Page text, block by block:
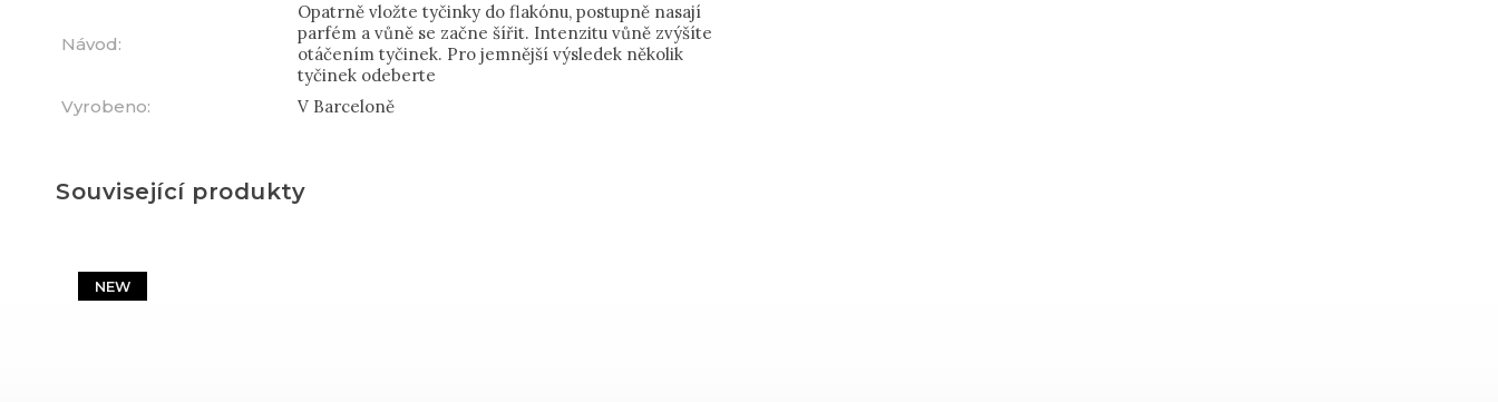
Návod:
Opatrně vložte tyčinky do flakónu, postupně nasají
parfém a vůně se začne šířit. Intenzitu vůně zvýšíte
otáčením tyčinek. Pro jemnější výsledek několik
tyčinek odeberte
Vyrobeno: V Barceloně
Související produkty
NEW